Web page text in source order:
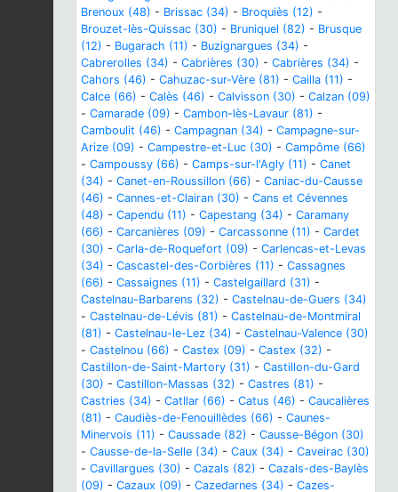
Brenoux (48) - Brissac (34) - Broquiès (12) -
Brouzet-lès-Quissac (30) - Bruniquel (82) - Brusque
(12) - Bugarach (11) - Buzignargues (34) -
Cabrerolles (34) - Cabrières (30) - Cabrières (34) -
Cahors (46) - Cahuzac-sur-Vère (81) - Cailla (11) -
Calce (66) - Calès (46) - Calvisson (30) - Calzan (09)
- Camarade (09) - Cambon-lès-Lavaur (81) -
Camboulit (46) - Campagnan (34) - Campagne-sur-
Arize (09) - Campestre-et-Luc (30) - Campôme (66)
- Campoussy (66) - Camps-sur-l'Agly (11) - Canet
(34) - Canet-en-Roussillon (66) - Caniac-du-Causse
(46) - Cannes-et-Clairan (30) - Cans et Cévennes
(48) - Capendu (11) - Capestang (34) - Caramany
(66) - Carcanières (09) - Carcassonne (11) - Cardet
(30) - Carla-de-Roquefort (09) - Carlencas-et-Levas
(34) - Cascastel-des-Corbières (11) - Cassagnes
(66) - Cassaignes (11) - Castelgaillard (31) -
Castelnau-Barbarens (32) - Castelnau-de-Guers (34)
- Castelnau-de-Lévis (81) - Castelnau-de-Montmiral
(81) - Castelnau-le-Lez (34) - Castelnau-Valence (30)
- Castelnou (66) - Castex (09) - Castex (32) -
Castillon-de-Saint-Martory (31) - Castillon-du-Gard
(30) - Castillon-Massas (32) - Castres (81) -
Castries (34) - Catllar (66) - Catus (46) - Caucalières
(81) - Caudiès-de-Fenouillèdes (66) - Caunes-
Minervois (11) - Caussade (82) - Causse-Bégon (30)
- Causse-de-la-Selle (34) - Caux (34) - Caveirac (30)
- Cavillargues (30) - Cazals (82) - Cazals-des-Baylès
(09) - Cazaux (09) - Cazedarnes (34) - Cazes-